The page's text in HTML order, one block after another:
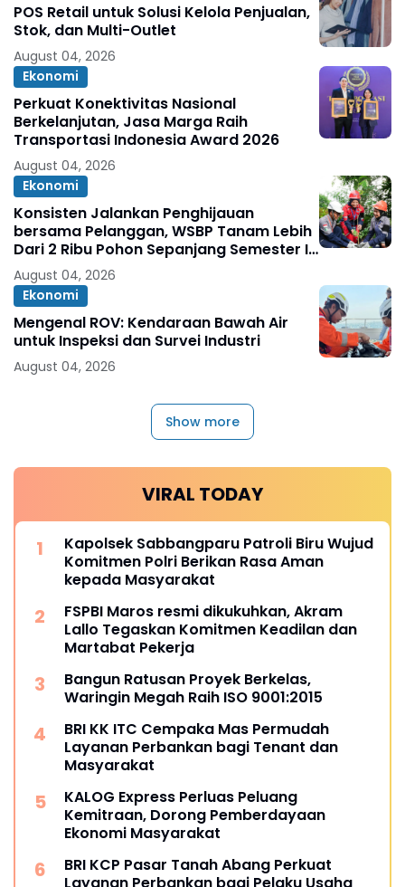
POS Retail untuk Solusi Kelola Penjualan,
Stok, dan Multi-Outlet
August 04, 2026
Ekonomi
Perkuat Konektivitas Nasional
Berkelanjutan, Jasa Marga Raih
Transportasi Indonesia Award 2026
August 04, 2026
Ekonomi
Konsisten Jalankan Penghijauan
bersama Pelanggan, WSBP Tanam Lebih
Dari 2 Ribu Pohon Sepanjang Semester I
2026
August 04, 2026
Ekonomi
Mengenal ROV: Kendaraan Bawah Air
untuk Inspeksi dan Survei Industri
August 04, 2026
Show more
VIRAL TODAY
Kapolsek Sabbangparu Patroli Biru Wujud
Komitmen Polri Berikan Rasa Aman
kepada Masyarakat
FSPBI Maros resmi dikukuhkan, Akram
Lallo Tegaskan Komitmen Keadilan dan
Martabat Pekerja
Bangun Ratusan Proyek Berkelas,
Waringin Megah Raih ISO 9001:2015
BRI KK ITC Cempaka Mas Permudah
Layanan Perbankan bagi Tenant dan
Masyarakat
KALOG Express Perluas Peluang
Kemitraan, Dorong Pemberdayaan
Ekonomi Masyarakat
BRI KCP Pasar Tanah Abang Perkuat
Layanan Perbankan bagi Pelaku Usaha